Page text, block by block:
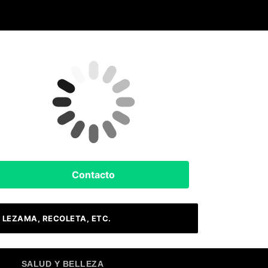
Buenos Aires, AR
12°C
Lluvia Ligera
Contacto
RECOLETA, ETC.
SALUD Y BELLEZA